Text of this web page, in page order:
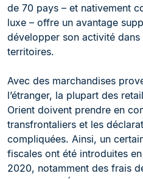
de 70 pays – et nativement
luxe – offre un avantage
développer son activité
territoires.
Avec des marchandises
l’étranger, la plupart des
Orient doivent prendre en
transfrontaliers et les
compliquées. Ainsi, un
fiscales ont été introduites
2020, notamment des frais